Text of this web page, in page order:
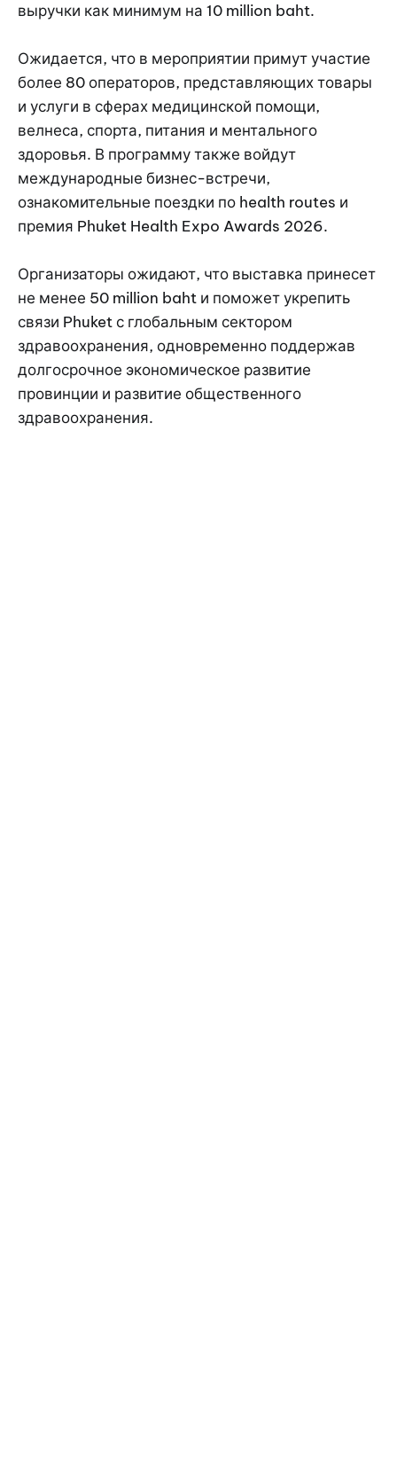
выручки как минимум на 10 million baht.
Ожидается, что в мероприятии примут участие
более 80 операторов, представляющих товары
и услуги в сферах медицинской помощи,
велнеса, спорта, питания и ментального
здоровья. В программу также войдут
международные бизнес-встречи,
ознакомительные поездки по health routes и
премия Phuket Health Expo Awards 2026.
Организаторы ожидают, что выставка принесет
не менее 50 million baht и поможет укрепить
связи Phuket с глобальным сектором
здравоохранения, одновременно поддержав
долгосрочное экономическое развитие
провинции и развитие общественного
здравоохранения.